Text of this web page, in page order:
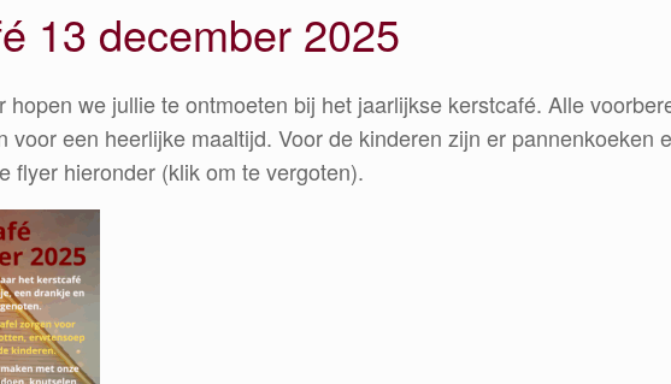
13 december 2025
hopen we jullie te ontmoeten bij het jaarlijkse kerstcafé. Alle
voor een heerlijke maaltijd. Voor de kinderen zijn er pannenkoeken
flyer hieronder (klik om te vergoten).